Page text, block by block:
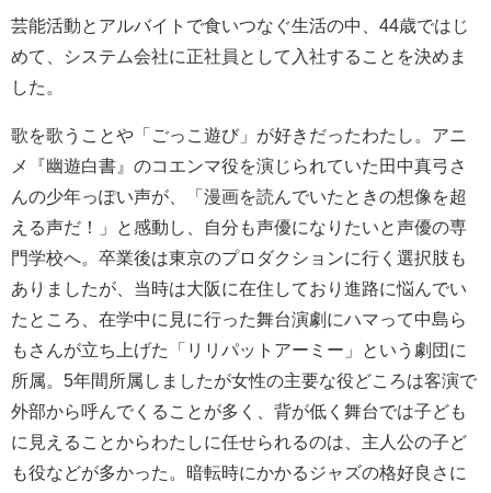
芸能活動とアルバイトで食いつなぐ生活の中、44歳ではじ
めて、システム会社に正社員として入社することを決めま
した。
歌を歌うことや「ごっこ遊び」が好きだったわたし。アニ
メ『幽遊白書』のコエンマ役を演じられていた田中真弓さ
んの少年っぽい声が、「漫画を読んでいたときの想像を超
える声だ！」と感動し、自分も声優になりたいと声優の専
門学校へ。卒業後は東京のプロダクションに行く選択肢も
ありましたが、当時は大阪に在住しており進路に悩んでい
たところ、在学中に見に行った舞台演劇にハマって中島ら
もさんが立ち上げた「リリパットアーミー」という劇団に
所属。5年間所属しましたが女性の主要な役どころは客演で
外部から呼んでくることが多く、背が低く舞台では子ども
に見えることからわたしに任せられるのは、主人公の子ど
も役などが多かった。暗転時にかかるジャズの格好良さに